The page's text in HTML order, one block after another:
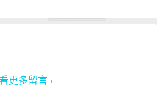
更多留言 ›